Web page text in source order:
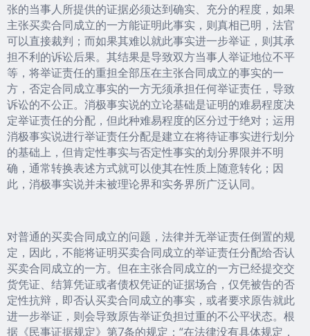
张的当事人所提供的证据必须达到确实、充分的程度，如果
主张买卖合同成立的一方能证明此事实，则真相已明，法官
可以直接裁判；而如果其难以就此事实进一步举证，则其承
担不利的诉讼后果。其结果是导致双方当事人举证地位不平
等，将举证责任的重担全部压在主张合同成立的事实的一
方，否定合同成立事实的一方无须承担任何举证责任，导致
诉讼的不公正。消极事实说的立论基础是证明的难易程度决
定举证责任的分配，但此种难易程度的区分过于绝对；运用
消极事实说进行举证责任分配是建立在将待证事实进行划分
的基础上，但肯定性事实与否定性事实的划分界限并不明
确，通常转换表述方式就可以使其在性质上随意转化；因
此，消极事实说并未被理论界和实务界所广泛认同。
对普通的买卖合同成立的问题，法律并无举证责任倒置的规
定，因此，不能将证明买卖合同成立的举证责任分配给否认
买卖合同成立的一方。但在主张合同成立的一方已经提交交
货凭证、结算凭证或者债权凭证的证据场合，仅凭被告的否
定性抗辩，即否认买卖合同成立的事实，或者要求原告就此
进一步举证，则会导致原告举证负担过重的不公平状态。根
据《民事证据规定》第7条的规定：“在法律没有具体规定，